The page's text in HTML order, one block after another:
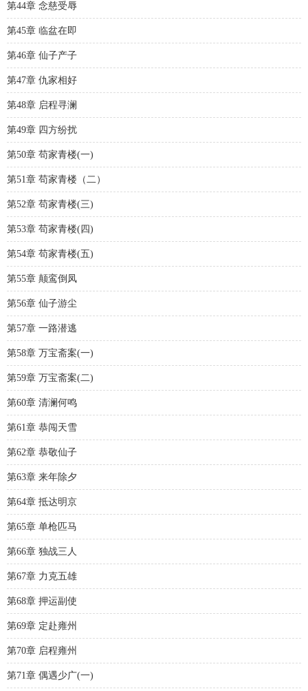
第44章 念慈受辱
第45章 临盆在即
第46章 仙子产子
第47章 仇家相好
第48章 启程寻澜
第49章 四方纷扰
第50章 苟家青楼(一)
第51章 苟家青楼（二）
第52章 苟家青楼(三)
第53章 苟家青楼(四)
第54章 苟家青楼(五)
第55章 颠鸾倒凤
第56章 仙子游尘
第57章 一路潜逃
第58章 万宝斋案(一)
第59章 万宝斋案(二)
第60章 清澜何鸣
第61章 恭闯天雪
第62章 恭敬仙子
第63章 来年除夕
第64章 抵达明京
第65章 单枪匹马
第66章 独战三人
第67章 力克五雄
第68章 押运副使
第69章 定赴雍州
第70章 启程雍州
第71章 偶遇少广(一)